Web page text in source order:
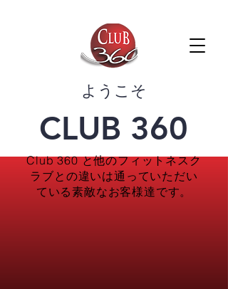
​ようこそ
CLUB 360
Club 360 と他のフィットネスク
ラブとの違いは通っていただい
ている素敵なお客様達です。